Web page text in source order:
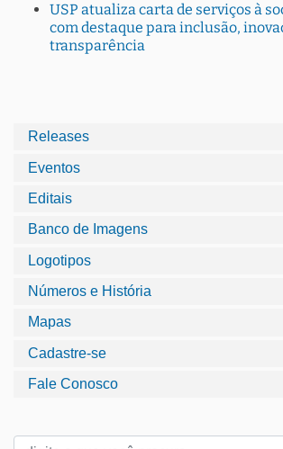
USP atualiza carta de serviços à
com destaque para inclusão,
transparência
Releases
Eventos
Editais
Banco de Imagens
Logotipos
Números e História
Mapas
Cadastre-se
Fale Conosco